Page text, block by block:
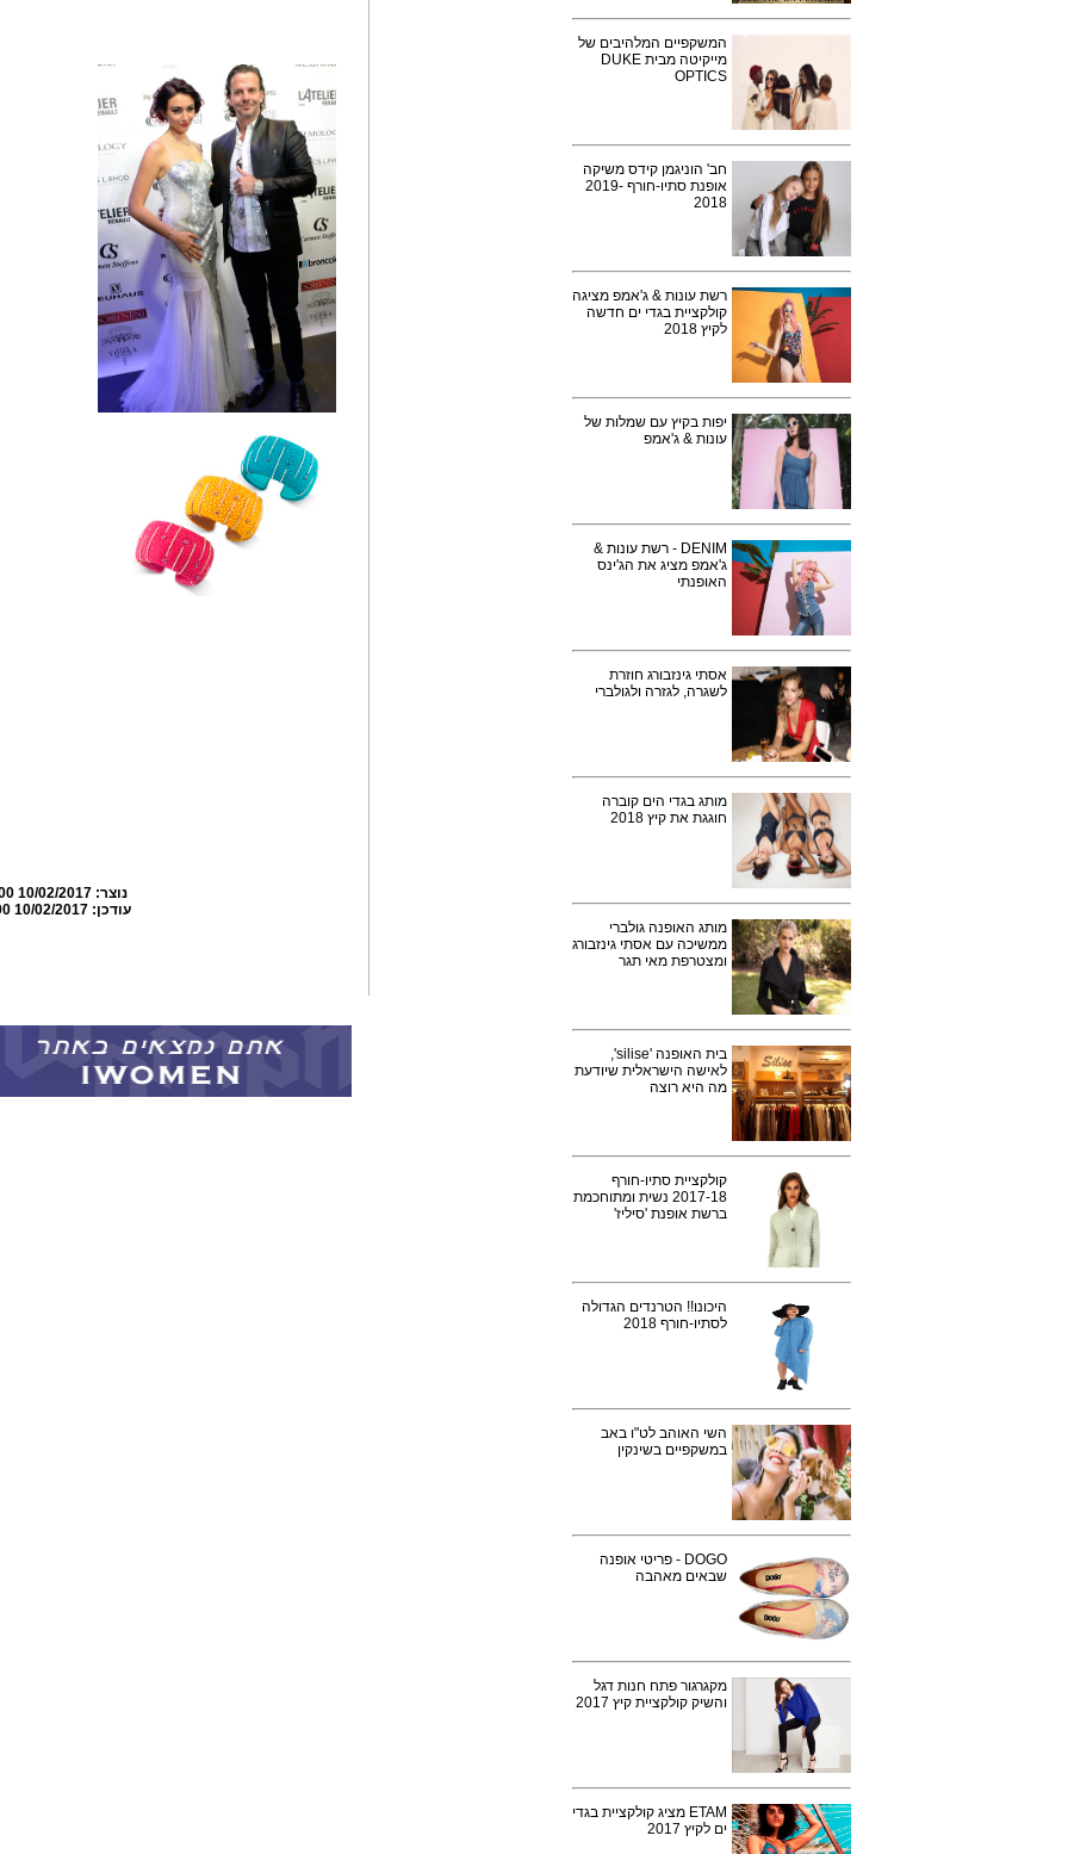
המשקפיים המלהיבים של
מייקיטה מבית DUKE
OPTICS
חב' הוניגמן קידס משיקה
אופנת סתיו-חורף 2019-
2018
רשת עונות & ג'אמפ מציגה
קולקציית בגדי ים חדשה
לקיץ 2018
יפות בקיץ עם שמלות של
עונות & ג'אמפ
DENIM - רשת עונות &
ג'אמפ מציג את הג'ינס
האופנתי
אסתי גינזבורג חוזרת
לשגרה, לגזרה ולגולברי
מותג בגדי הים קוברה
חוגגת את קיץ 2018
מותג האופנה גולברי
ממשיכה עם אסתי גינזבורג
ומצטרפת מאי תגר
בית האופנה 'silise',
לאישה הישראלית שיודעת
מה היא רוצה
קולקציית סתיו-חורף
2017-18 נשית ומתוחכמת
ברשת אופנת 'סיליז'
היכונו!! הטרנדים הגדולה
לסתיו-חורף 2018
השי האוהב לט"ו באב
במשקפיים בשינקין
DOGO - פריטי אופנה
שבאים מאהבה
מקגרגור פתח חנות דגל
והשיק קולקציית קיץ 2017
ETAM מציג קולקציית בגדי
ים לקיץ 2017
נוצר:10/02/2017 22:03:00
עודכן:10/02/2017 22:07:00